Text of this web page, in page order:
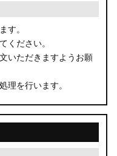
す。
ください。
いただきますようお願
理を行います。